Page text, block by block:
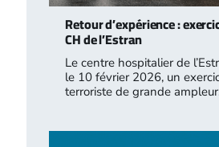
Retour d’expérience :
CH de l’Estran
Le centre hospitalier de
le 10 février 2026, un
terroriste de grande